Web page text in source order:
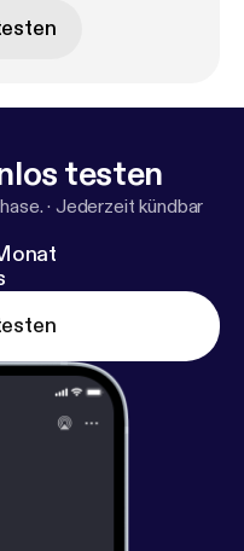
testen
· Jederzeit kündbar